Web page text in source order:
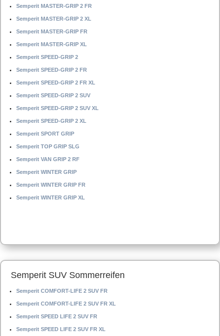
Semperit MASTER-GRIP 2 FR
Semperit MASTER-GRIP 2 XL
Semperit MASTER-GRIP FR
Semperit MASTER-GRIP XL
Semperit SPEED-GRIP 2
Semperit SPEED-GRIP 2 FR
Semperit SPEED-GRIP 2 FR XL
Semperit SPEED-GRIP 2 SUV
Semperit SPEED-GRIP 2 SUV XL
Semperit SPEED-GRIP 2 XL
Semperit SPORT GRIP
Semperit TOP GRIP SLG
Semperit VAN GRIP 2 RF
Semperit WINTER GRIP
Semperit WINTER GRIP FR
Semperit WINTER GRIP XL
Semperit SUV Sommerreifen
Semperit COMFORT-LIFE 2 SUV FR
Semperit COMFORT-LIFE 2 SUV FR XL
Semperit SPEED LIFE 2 SUV FR
Semperit SPEED LIFE 2 SUV FR XL